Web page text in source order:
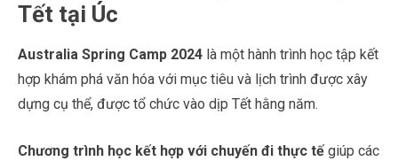
Tết tại Úc
Australia Spring Camp 2024 là một hành trình học tập kết
hợp khám phá văn hóa với mục tiêu và lịch trình được xây
dựng cụ thể, được tổ chức vào dịp Tết hằng năm.
Chương trình học kết hợp với chuyến đi thực tế giúp các